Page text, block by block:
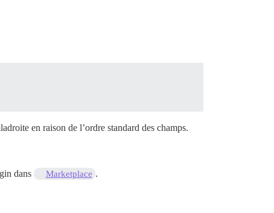
en raison de l’ordre standard des champs.
dans Marketplace .